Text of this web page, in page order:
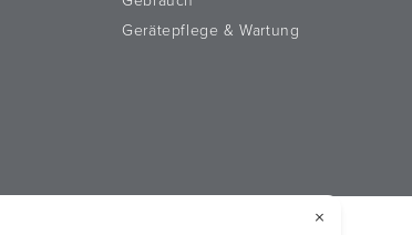
Gerätepflege & Wartung